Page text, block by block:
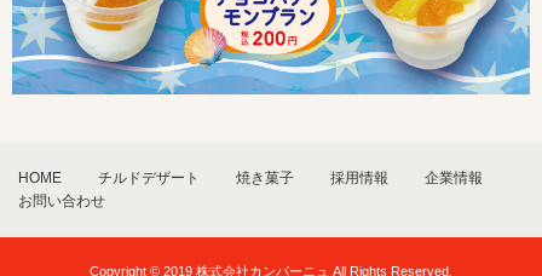
HOME チルドデザート 焼き菓子 採用情報
企業情報
お問い合わせ
Copyright © 2019 株式会社カンパーニュ All Rights Reserved.